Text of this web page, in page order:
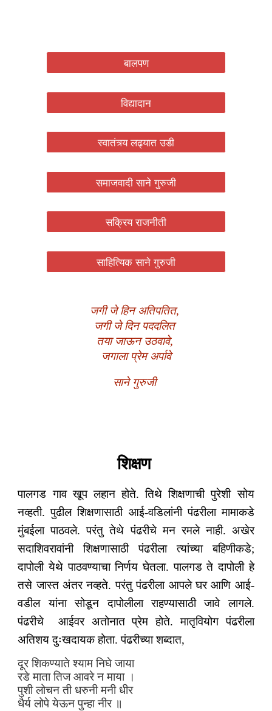
बालपण
विद्यादान
स्वातंत्र्य लढ्यात उडी
समाजवादी साने गुरुजी
सक्रिय राजनीती
साहित्यिक साने गुरुजी
जगी जे हिन अतिपतित,
जगी जे दिन पददलित
तया जाऊन उठवावे,
जगाला प्रेम अर्पावे
साने गुरुजी
शिक्षण
पालगड गाव खूप लहान होते. तिथे शिक्षणाची पुरेशी सोय
नव्हती. पुढील शिक्षणासाठी आई-वडिलांनी पंढरीला मामाकडे
मुंबईला पाठवले. परंतु तेथे पंढरीचे मन रमले नाही. अखेर
सदाशिवरावांनी शिक्षणासाठी पंढरीला त्यांच्या बहिणीकडे;
दापोली येथे पाठवण्याचा निर्णय घेतला. पालगड ते दापोली हे
तसे जास्त अंतर नव्हते. परंतु पंढरीला आपले घर आणि आई-
वडील यांना सोडून दापोलीला राहण्यासाठी जावे लागले.
पंढरीचे आईवर अतोनात प्रेम होते. मातृवियोग पंढरीला
अतिशय दुःखदायक होता. पंढरीच्या शब्दात,
दूर शिकण्याते श्याम निघे जाया
रडे माता तिज आवरे न माया ।
पुशी लोचन ती धरुनी मनी धीर
धैर्य लोपे येऊन पुन्हा नीर ॥